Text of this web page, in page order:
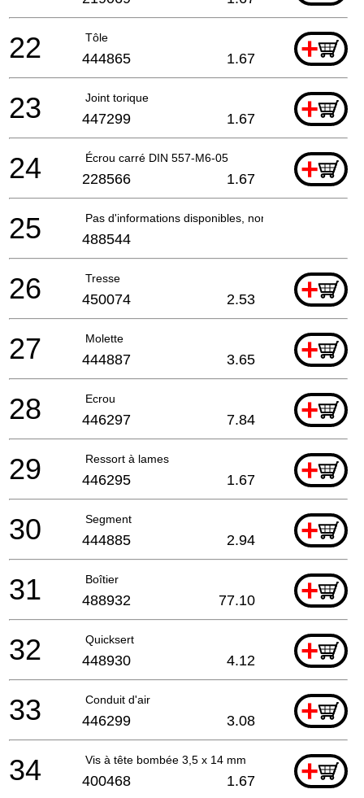
Tôle +
22 444865 1.67
Joint torique +
23 447299 1.67
Écrou carré DIN 557-M6-05 +
24 228566 1.67
Pas d'informations disponibles, non commandable
25 488544
Tresse +
26 450074 2.53
Molette +
27 444887 3.65
Ecrou +
28 446297 7.84
Ressort à lames +
29 446295 1.67
Segment +
30 444885 2.94
Boîtier +
31 488932 77.10
Quicksert +
32 448930 4.12
Conduit d'air +
33 446299 3.08
Vis à tête bombée 3,5 x 14 mm +
34 400468 1.67